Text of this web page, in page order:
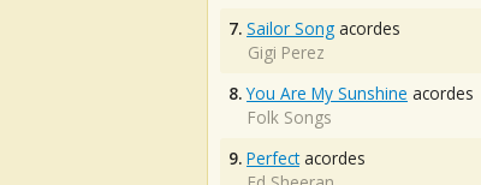
7. Sailor Song acordes
Gigi Perez
8. You Are My Sunshine acordes
Folk Songs
9. Perfectacordes